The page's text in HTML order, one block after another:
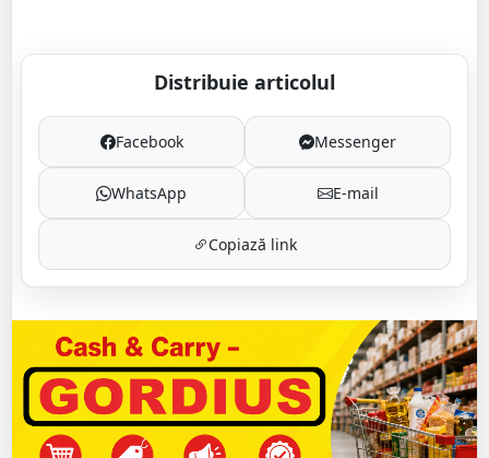
Distribuie articolul
Facebook Messenger
WhatsApp E-mail
Copiază link